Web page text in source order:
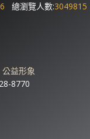
總瀏覽人數:3049815
公益形象
8770